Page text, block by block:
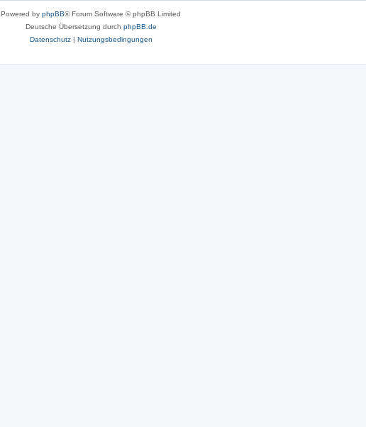
Powered by phpBB® Forum Software © phpBB Limited
Deutsche Übersetzung durch phpBB.de
Datenschutz| Nutzungsbedingungen